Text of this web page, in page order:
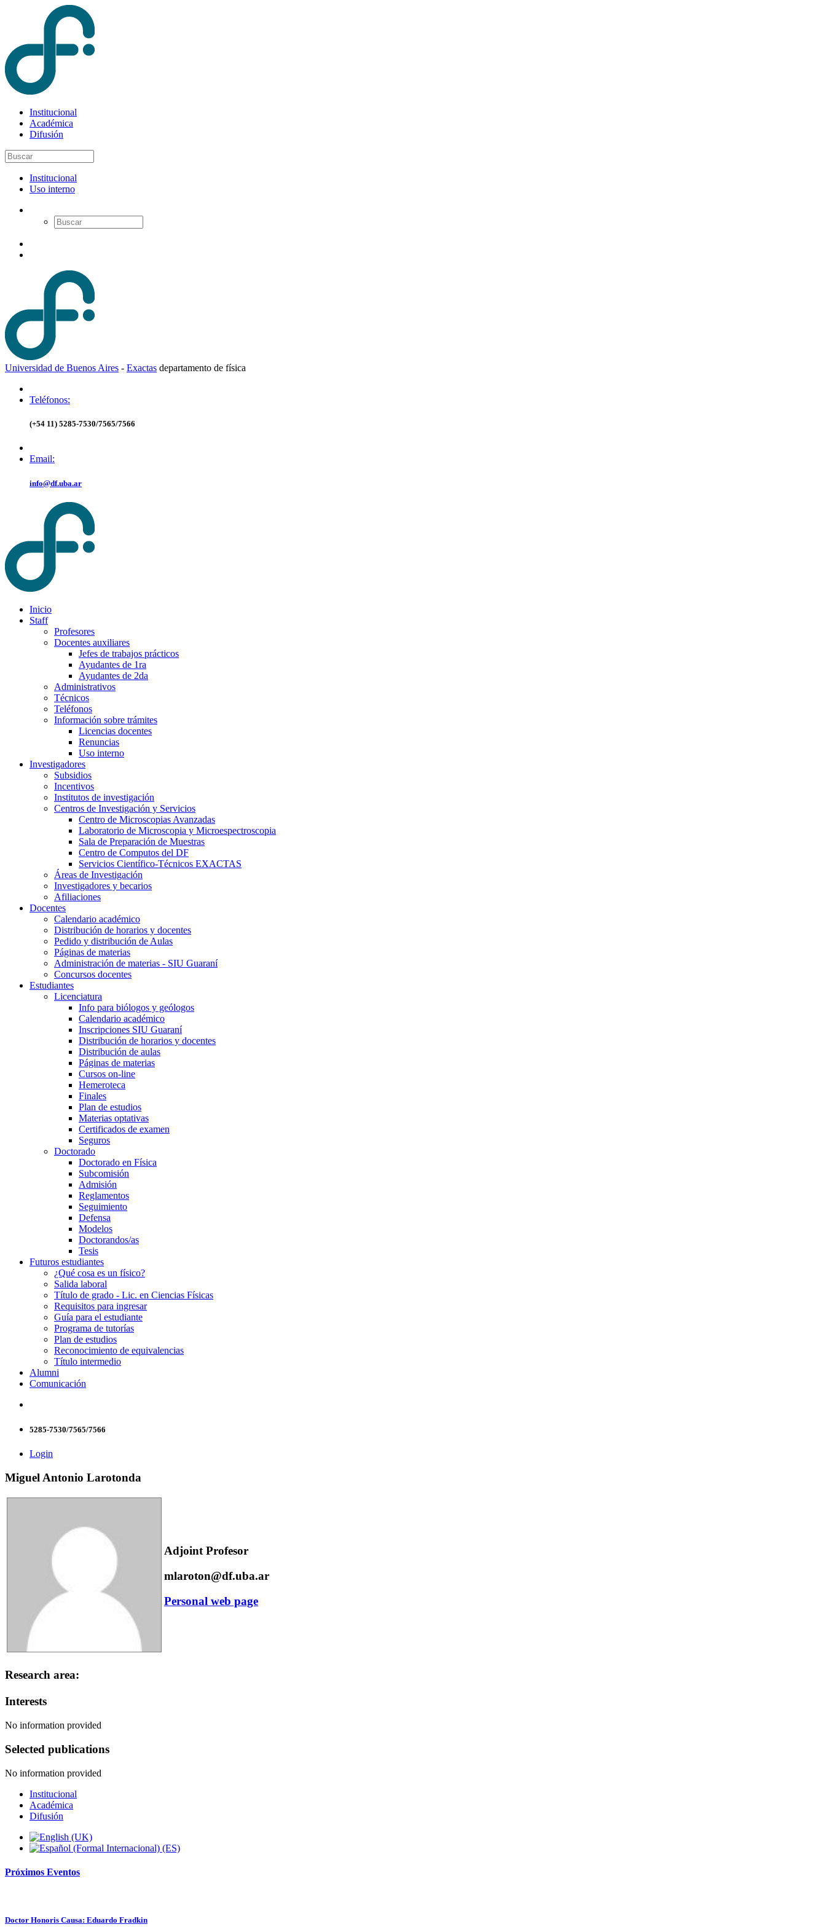
Institucional
Académica
Difusión
Institucional
Uso interno
Universidad de Buenos Aires - Exactas departamento de física
Teléfonos:
(+54 11) 5285-7530/7565/7566
Email:
info@df.uba.ar
Inicio
Staff
Profesores
Docentes auxiliares
Jefes de trabajos prácticos
Ayudantes de 1ra
Ayudantes de 2da
Administrativos
Técnicos
Teléfonos
Información sobre trámites
Licencias docentes
Renuncias
Uso interno
Investigadores
Subsidios
Incentivos
Institutos de investigación
Centros de Investigación y Servicios
Centro de Microscopias Avanzadas
Laboratorio de Microscopia y Microespectroscopia
Sala de Preparación de Muestras
Centro de Computos del DF
Servicios Científico-Técnicos EXACTAS
Áreas de Investigación
Investigadores y becarios
Afiliaciones
Docentes
Calendario académico
Distribución de horarios y docentes
Pedido y distribución de Aulas
Páginas de materias
Administración de materias - SIU Guaraní
Concursos docentes
Estudiantes
Licenciatura
Info para biólogos y geólogos
Calendario académico
Inscripciones SIU Guaraní
Distribución de horarios y docentes
Distribución de aulas
Páginas de materias
Cursos on-line
Hemeroteca
Finales
Plan de estudios
Materias optativas
Certificados de examen
Seguros
Doctorado
Doctorado en Física
Subcomisión
Admisión
Reglamentos
Seguimiento
Defensa
Modelos
Doctorandos/as
Tesis
Futuros estudiantes
¿Qué cosa es un físico?
Salida laboral
Título de grado - Lic. en Ciencias Físicas
Requisitos para ingresar
Guía para el estudiante
Programa de tutorías
Plan de estudios
Reconocimiento de equivalencias
Título intermedio
Alumni
Comunicación
5285-7530/7565/7566
Login
Miguel Antonio Larotonda
Adjoint Profesor
mlaroton@df.uba.ar
Personal web page
Research area:
Interests
No information provided
Selected publications
No information provided
Institucional
Académica
Difusión
Próximos Eventos
Doctor Honoris Causa: Eduardo Fradkin